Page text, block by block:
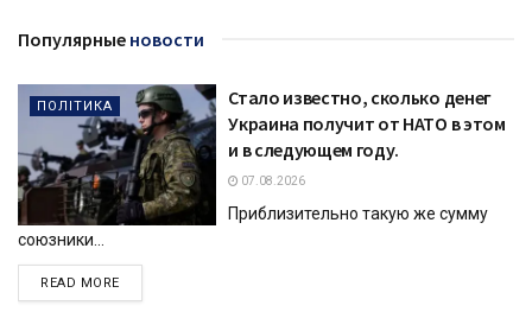
Популярные новости
ПОЛІТИКА
Стало известно, сколько денег
Украина получит от НАТО в этом
и в следующем году.
07.08.2026
Приблизительно такую же сумму
союзники...
READ MOREDETAILS